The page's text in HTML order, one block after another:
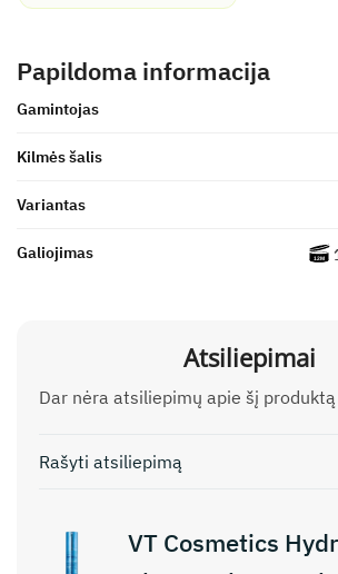
Papildoma informacija
Gamintojas
Kilmės šalis
Variantas
Galiojimas
Atsiliepimai
Dar nėra atsiliepimų apie šį produktą
Rašyti atsiliepimą
VT Cosmetics